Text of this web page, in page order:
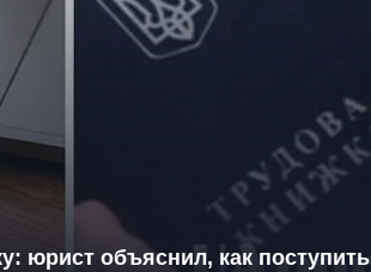
юрист объяснил, как поступить